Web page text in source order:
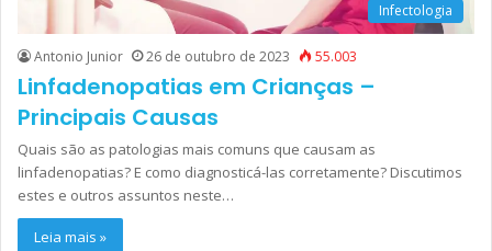
Infectologia
Antonio Junior 26 de outubro de 2023 55.003
Linfadenopatias em Crianças –
Principais Causas
Quais são as patologias mais comuns que causam as
linfadenopatias? E como diagnosticá-las corretamente? Discutimos
estes e outros assuntos neste…
Leia mais »